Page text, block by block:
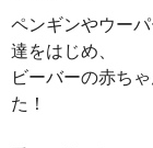
ペンギンやウー
達をはじめ、
ビーバーの赤ち
た！